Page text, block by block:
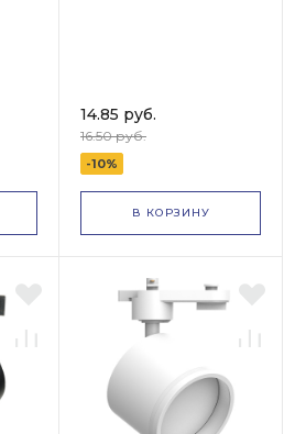
14.85 руб.
16.50 руб.
-10%
В КОРЗИНУ